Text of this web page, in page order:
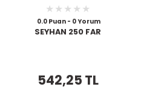
0.0 Puan - 0 Yorum
SEYHAN 250 FAR
542,25 TL